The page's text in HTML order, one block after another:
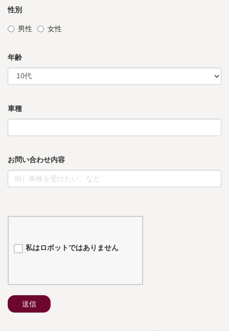
性別
男性 女性
年齢
車種
お問い合わせ内容
私はロボットではありません
送信